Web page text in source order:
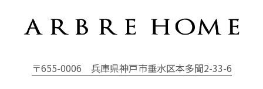
〒655-0006 兵庫県神戸市垂水区本多聞2-33-6